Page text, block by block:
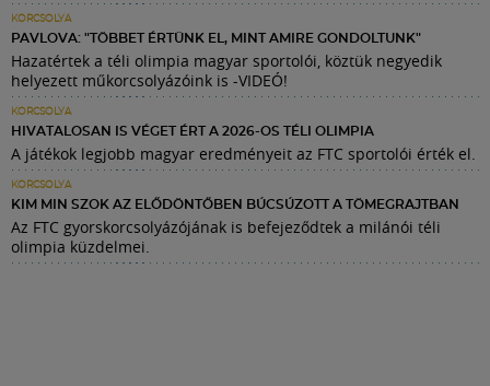
KORCSOLYA
PAVLOVA: "TÖBBET ÉRTÜNK EL, MINT AMIRE GONDOLTUNK"
Hazatértek a téli olimpia magyar sportolói, köztük negyedik
helyezett műkorcsolyázóink is -VIDEÓ!
KORCSOLYA
HIVATALOSAN IS VÉGET ÉRT A 2026-OS TÉLI OLIMPIA
A játékok legjobb magyar eredményeit az FTC sportolói érték el.
KORCSOLYA
KIM MIN SZOK AZ ELŐDÖNTŐBEN BÚCSÚZOTT A TÖMEGRAJTBAN
Az FTC gyorskorcsolyázójának is befejeződtek a milánói téli
olimpia küzdelmei.